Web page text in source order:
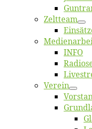
Zelt­team
INFO
Ver­ein